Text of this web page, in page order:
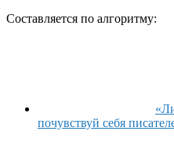
Составляется по алгоритму:
почувствуй себя